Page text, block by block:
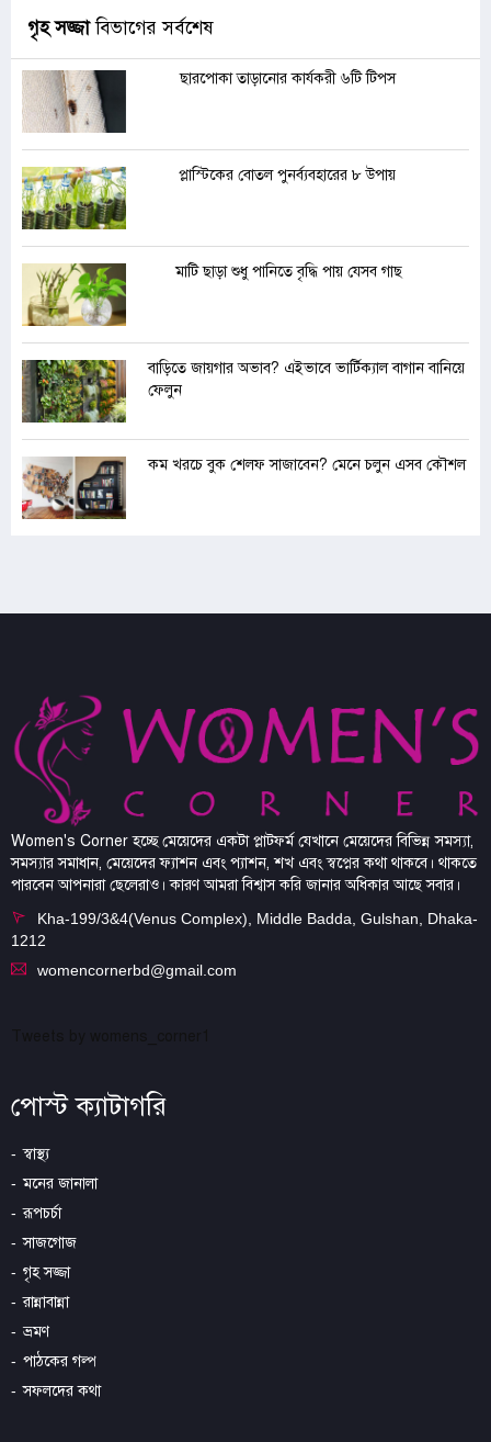
গৃহ সজ্জাবিভাগের সর্বশেষ
ছারপোকা তাড়ানোর কার্যকরী ৬টি টিপস
প্লাস্টিকের বোতল পুনর্ব্যবহারের ৮ উপায়
মাটি ছাড়া শুধু পানিতে বৃদ্ধি পায় যেসব গাছ
বাড়িতে জায়গার অভাব? এইভাবে ভার্টিক্যাল বাগান বানিয়ে
ফেলুন
কম খরচে বুক শেলফ সাজাবেন? মেনে চলুন এসব কৌশল
Women's Corner হচ্ছে মেয়েদের একটা প্লাটফর্ম যেখানে মেয়েদের বিভিন্ন সমস্যা,
সমস্যার সমাধান, মেয়েদের ফ্যাশন এবং প্যাশন, শখ এবং স্বপ্নের কথা থাকবে। থাকতে
পারবেন আপনারা ছেলেরাও। কারণ আমরা বিশ্বাস করি জানার অধিকার আছে সবার।
Kha-199/3&4(Venus Complex), Middle Badda, Gulshan, Dhaka-
1212
womencornerbd@gmail.com
পোস্ট ক্যাটাগরি
স্বাস্থ্য
মনের জানালা
রূপচর্চা
সাজগোজ
গৃহ সজ্জা
রান্নাবান্না
ভ্রমণ
পাঠকের গল্প
সফলদের কথা